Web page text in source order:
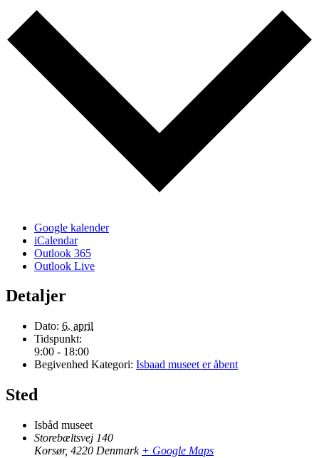
Google kalender
iCalendar
Outlook 365
Outlook Live
Detaljer
Dato: 6. april
Tidspunkt:
9:00 - 18:00
Begivenhed Kategori: Isbaad museet er åbent
Sted
Isbåd museet
Storebæltsvej 140
Korsør, 4220 Denmark + Google Maps